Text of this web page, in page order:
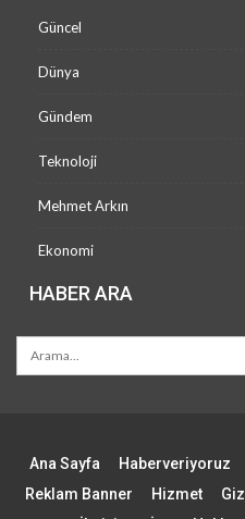
Güncel
Dünya
Gündem
Teknoloji
Mehmet Arkın
Ekonomi
HABER ARA
Ana Sayfa Haberveriyoruz
Reklam Banner
Hizmet